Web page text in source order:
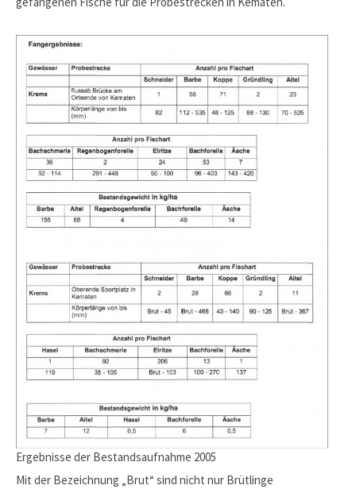
Ergebnisse der Bestandsaufnahme 2005
Mit der Bezeichnung „Brut“ sind nicht nur Brütlinge